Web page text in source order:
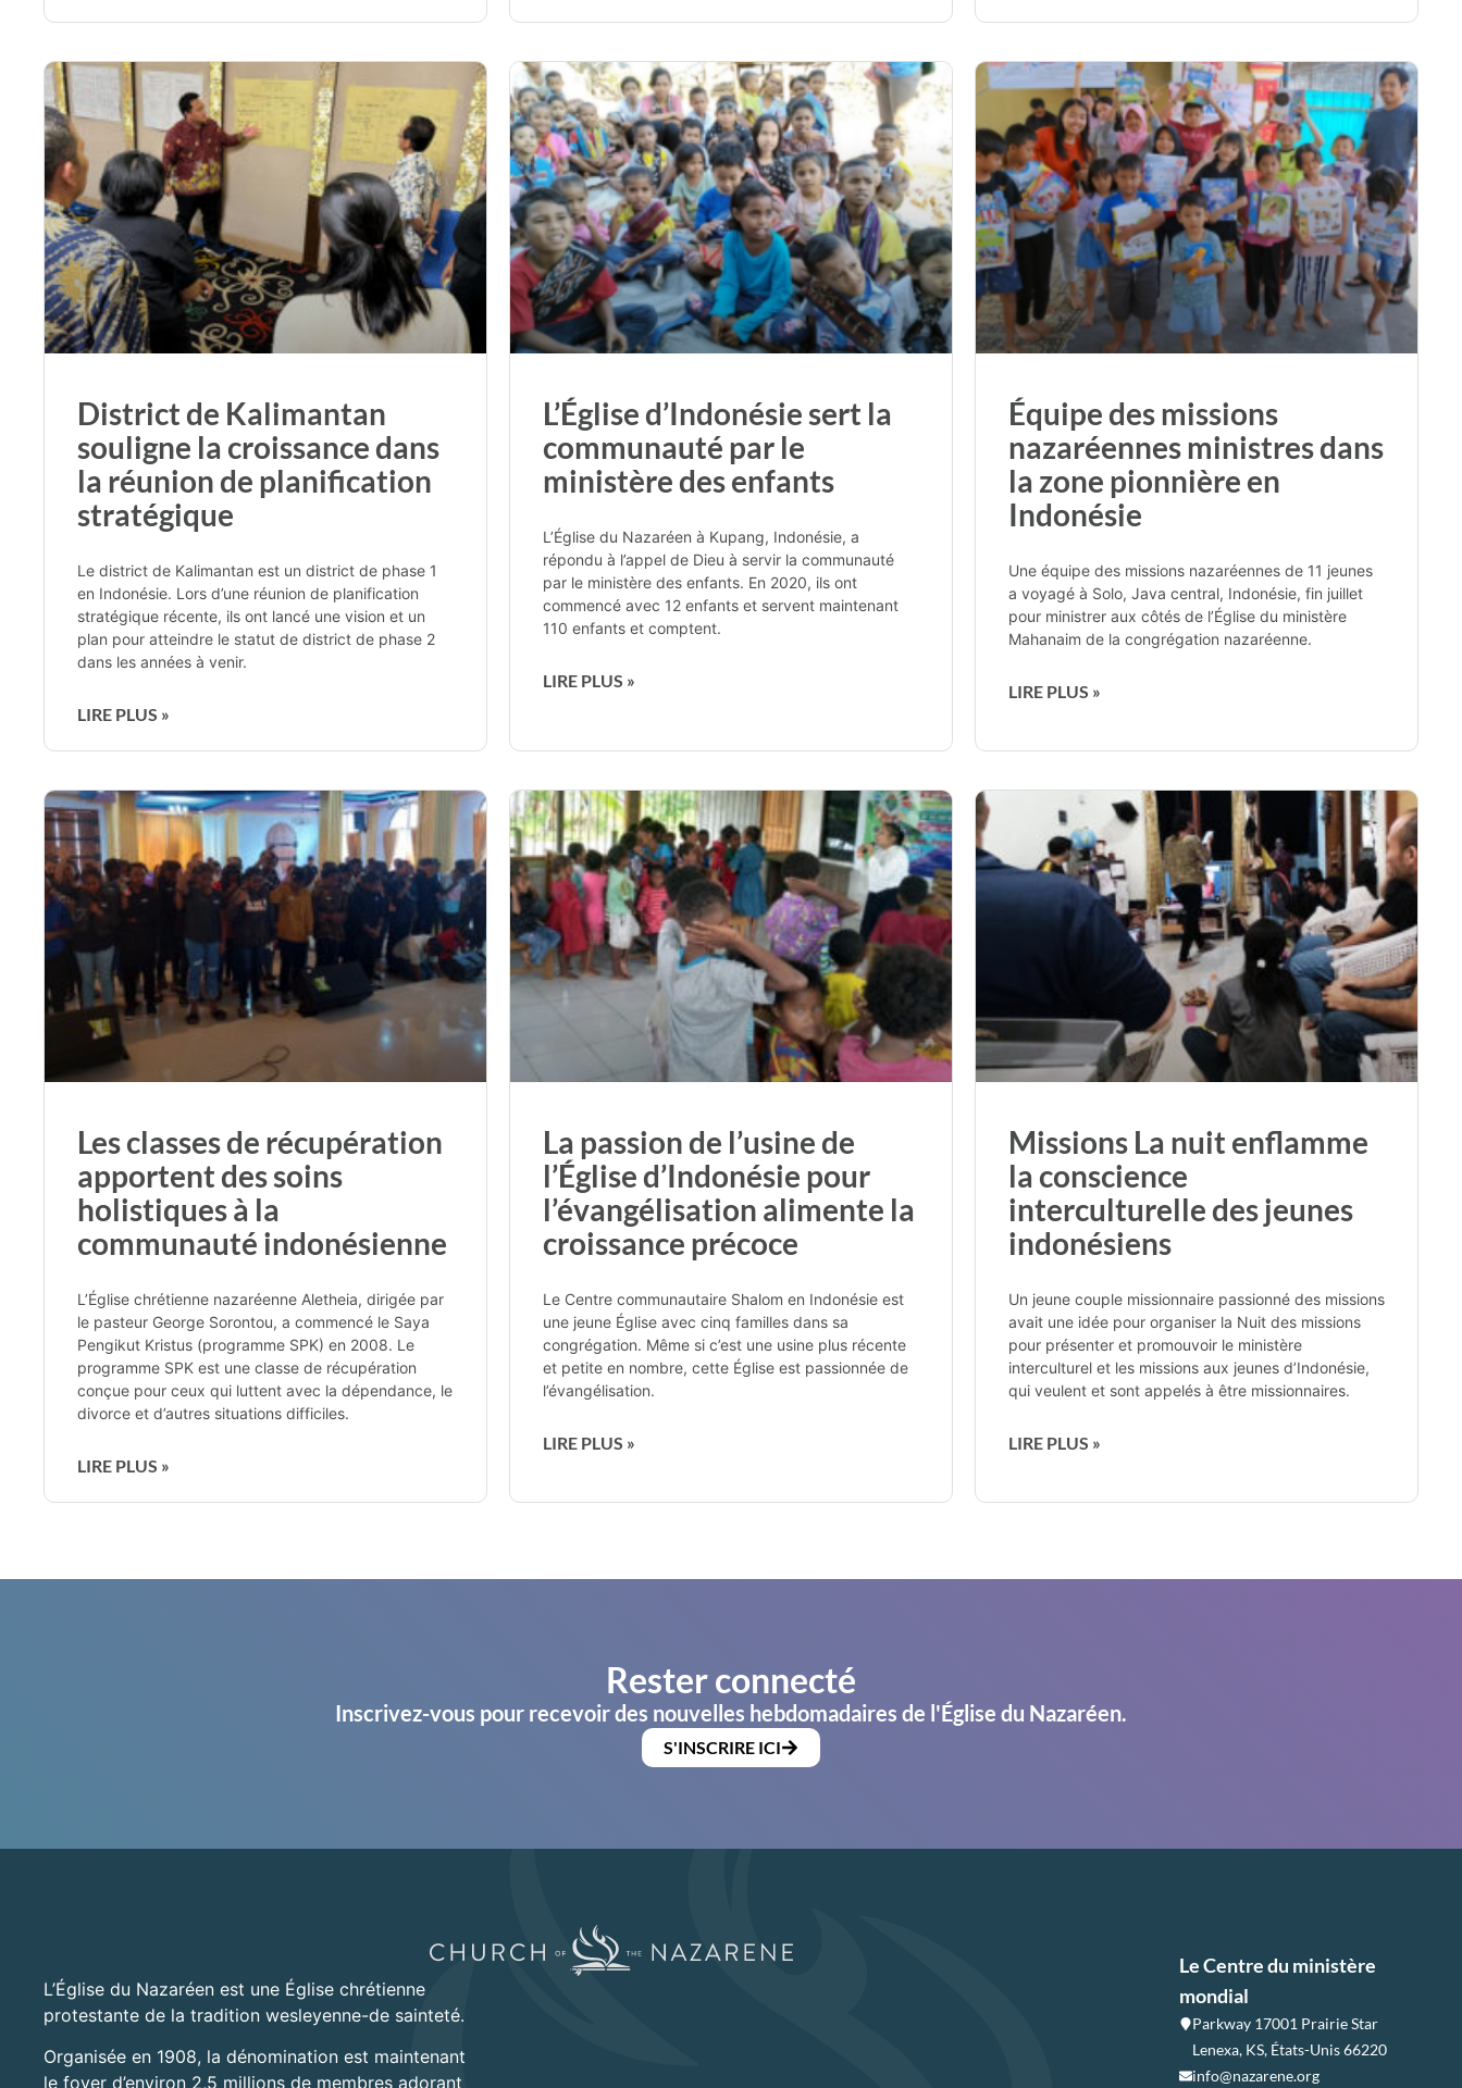
District de Kalimantan
souligne la croissance dans
la réunion de planification
stratégique
Le district de Kalimantan est un district de phase 1
en Indonésie. Lors d’une réunion de planification
stratégique récente, ils ont lancé une vision et un
plan pour atteindre le statut de district de phase 2
dans les années à venir.
LIRE PLUS »
L’Église d’Indonésie sert la
communauté par le
ministère des enfants
L’Église du Nazaréen à Kupang, Indonésie, a
répondu à l’appel de Dieu à servir la communauté
par le ministère des enfants. En 2020, ils ont
commencé avec 12 enfants et servent maintenant
110 enfants et comptent.
LIRE PLUS »
Équipe des missions
nazaréennes ministres dans
la zone pionnière en
Indonésie
Une équipe des missions nazaréennes de 11 jeunes
a voyagé à Solo, Java central, Indonésie, fin juillet
pour ministrer aux côtés de l’Église du ministère
Mahanaim de la congrégation nazaréenne.
LIRE PLUS »
Les classes de récupération
apportent des soins
holistiques à la
communauté indonésienne
L’Église chrétienne nazaréenne Aletheia, dirigée par
le pasteur George Sorontou, a commencé le Saya
Pengikut Kristus (programme SPK) en 2008. Le
programme SPK est une classe de récupération
conçue pour ceux qui luttent avec la dépendance, le
divorce et d’autres situations difficiles.
LIRE PLUS »
La passion de l’usine de
l’Église d’Indonésie pour
l’évangélisation alimente la
croissance précoce
Le Centre communautaire Shalom en Indonésie est
une jeune Église avec cinq familles dans sa
congrégation. Même si c’est une usine plus récente
et petite en nombre, cette Église est passionnée de
l’évangélisation.
LIRE PLUS »
Missions La nuit enflamme
la conscience
interculturelle des jeunes
indonésiens
Un jeune couple missionnaire passionné des missions
avait une idée pour organiser la Nuit des missions
pour présenter et promouvoir le ministère
interculturel et les missions aux jeunes d’Indonésie,
qui veulent et sont appelés à être missionnaires.
LIRE PLUS »
Rester connecté
Inscrivez-vous pour recevoir des nouvelles hebdomadaires de l'Église du Nazaréen.
S'INSCRIRE ICI
L’Église du Nazaréen est une Église chrétienne
protestante de la tradition wesleyenne-de sainteté.
Organisée en 1908, la dénomination est maintenant
le foyer d’environ 2,5 millions de membres adorant
Le Centre du ministère
mondial
Parkway 17001 Prairie Star
Lenexa, KS, États-Unis 66220
info@nazarene.org